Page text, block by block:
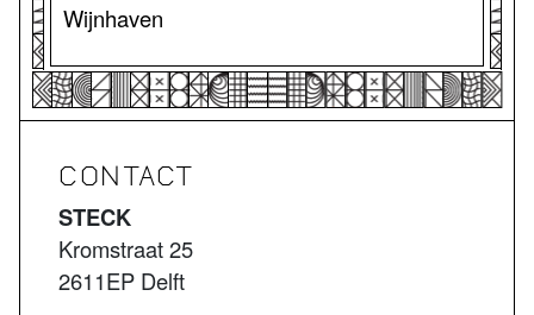
Wijnhaven
CONTACT
STECK
Kromstraat 25
2611EP Delft